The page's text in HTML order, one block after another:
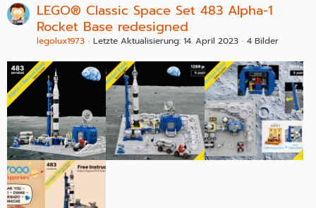
LEGO® Classic Space Set 483 Alpha-1
Rocket Base redesigned
legolux1973 Letzte Aktualisierung: 14. April 2023 4 Bilder